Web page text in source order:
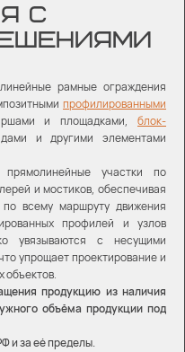
С
рамные ограждения
профилированными
и площадками,блок-
и другими элементами
участки по
и мостиков, обеспечивая
всему маршруту движения
профилей и узлов
увязываются с несущими
упрощает проектирование и
объектов.
продукцию из наличия
объёма продукции под
и за её пределы.